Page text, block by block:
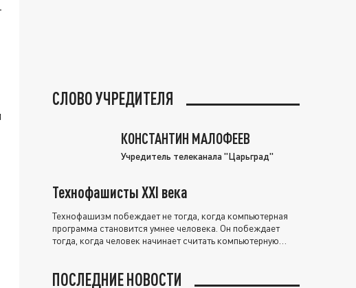
СЛОВО УЧРЕДИТЕЛЯ
КОНСТАНТИН МАЛОФЕЕВ
Учредитель телеканала "Царьград"
Технофашисты XXI века
Технофашизм побеждает не тогда, когда компьютерная
программа становится умнее человека. Он побеждает
тогда, когда человек начинает считать компьютерную
ПОСЛЕДНИЕ НОВОСТИ